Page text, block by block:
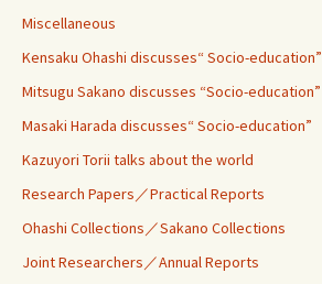
Miscellaneous
Kensaku Ohashi discusses“ Socio-education”
Mitsugu Sakano discusses “Socio-education”
Masaki Harada discusses“ Socio-education”
Kazuyori Torii talks about the world
Research Papers／Practical Reports
Ohashi Collections／Sakano Collections
Joint Researchers／Annual Reports